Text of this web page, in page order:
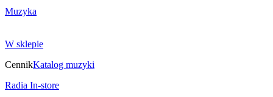
Muzyka
W sklepie
CennikKatalog muzyki
Radia In-store